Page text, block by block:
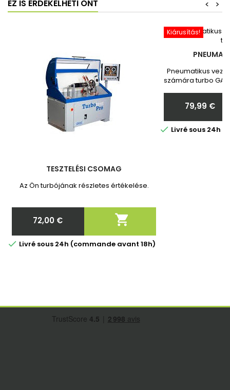
EZ IS ÉRDEKELHETI ÖNT >
<
TESZTELÉSI CSOMAG
Az Ön turbójának részletes értékelése.
Ár
72,00 € 
 Livré sous 24h (commande avant 18h)
Kiárusítás!
Pneumatikus
számára turbo
nekünk a
Ár
79,99 €
 Livré sous 24h